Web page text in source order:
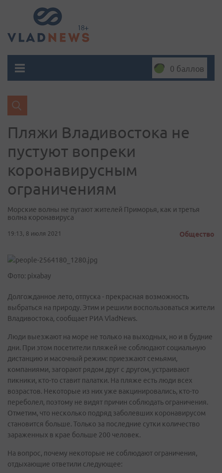
0 баллов
Пляжи Владивостока не
пустуют вопреки
коронавирусным
ограничениям
Морские волны не пугают жителей Приморья, как и третья
волна коронавируса
19:13, 8 июля 2021 Общество
Фото: pixabay
Долгожданное лето, отпуска - прекрасная возможность
выбраться на природу. Этим и решили воспользоваться жители
Владивостока, сообщает РИА VladNews.
Люди выезжают на море не только на выходных, но и в будние
дни. При этом посетители пляжей не соблюдают социальную
дистанцию и масочный режим: приезжают семьями,
компаниями, загорают рядом друг с другом, устраивают
пикники, кто-то ставит палатки. На пляже есть люди всех
возрастов. Некоторые из них уже вакцинировались, кто-то
переболел, поэтому не видят причин соблюдать ограничения.
Отметим, что несколько подряд заболевших коронавирусом
становится больше. Только за последние сутки количество
зараженных в крае больше 200 человек.
На вопрос, почему некоторые не соблюдают ограничения,
отдыхающие ответили следующее: